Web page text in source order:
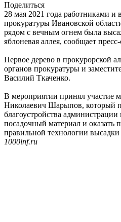
Поделиться
28 мая 2021 года работниками и
прокуратуры Ивановской
рядом с вечным огнем была
яблоневая аллея, сообщает
Первое дерево в прокурорской
органов прокуратуры и
Василий Ткаченко.
В мероприятии принял участие
Николаевич Шарыпов, который
благоустройства администрации
посадочный материал и
правильной технологии
1000inf.ru